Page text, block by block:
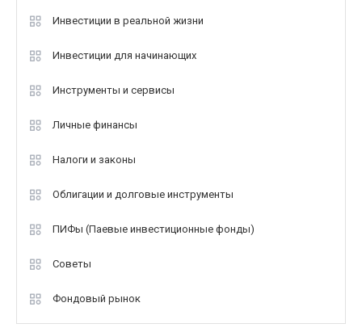
Инвестиции в реальной жизни
Инвестиции для начинающих
Инструменты и сервисы
Личные финансы
Налоги и законы
Облигации и долговые инструменты
ПИФы (Паевые инвестиционные фонды)
Советы
Фондовый рынок